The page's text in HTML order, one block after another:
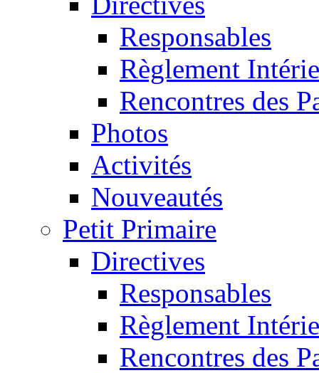
Responsables
Règlement
Rencontres des
Photos
Activités
Nouveautés
Petit Primaire
Directives
Responsables
Règlement
Rencontres des